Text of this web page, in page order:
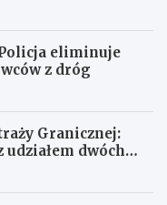
eliminuje
z dróg
Granicznej:
dwóch